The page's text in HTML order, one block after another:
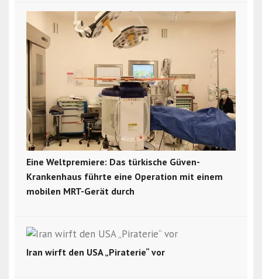
Eine Weltpremiere: Das türkische Güven-
Krankenhaus führte eine Operation mit einem
mobilen MRT-Gerät durch
Iran wirft den USA „Piraterie“ vor